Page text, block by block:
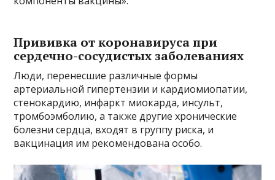
Прививка от коронавируса при
сердечно-сосудистых заболеваниях
Люди, перенесшие различные формы
артериальной гипертензии и кардиомиопатии,
стенокардию, инфаркт миокарда, инсульт,
тромбоэмболию, а также другие хронические
болезни сердца, входят в группу риска, и
вакцинация им рекомендована особо.